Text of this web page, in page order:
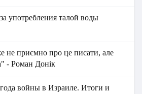
употребления талой воды
не приємно про це писати, але
- Роман Донік
войны в Израиле. Итоги и